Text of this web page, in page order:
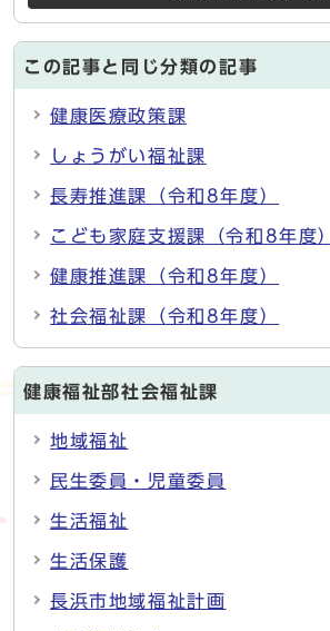
この記事と同じ分類の記事
健康医療政策課
しょうがい福祉課
長寿推進課（令和8年度）
こども家庭支援課（令和8年度）
健康推進課（令和8年度）
社会福祉課（令和8年度）
健康福祉部社会福祉課
地域福祉
民生委員・児童委員
生活福祉
生活保護
長浜市地域福祉計画